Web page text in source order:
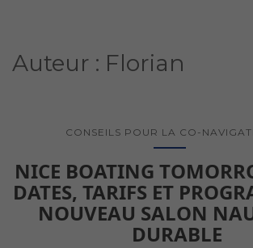
Auteur : Florian
CONSEILS POUR LA CO-
NICE BOATING
DATES, TARIFS ET
NOUVEAU SALON
DURABLE